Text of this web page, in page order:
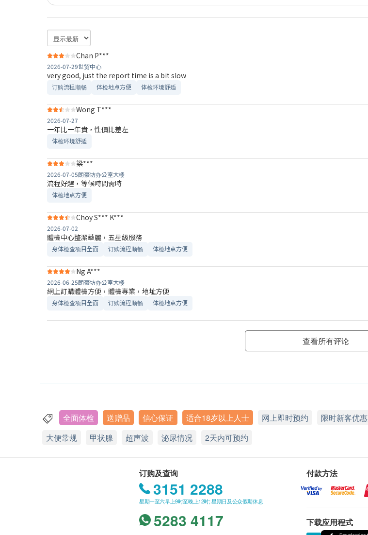
Chan P***
2026-07-29世贸中心
very good, just the report time is a bit slow
订购流程顺畅 体检地点方便 体检环境舒适​
Wong T***
2026-07-27
一年比一年貴，性價比差左
体检环境舒适​
梁***
2026-07-05朗豪坊办公室大楼
流程好趕，等候時間需時
体检地点方便
Choy S*** K***
2026-07-02
體檢中心整潔華麗，五星級服務
身体检查项目全面 订购流程顺畅 体检地点方便
Ng A***
2026-06-25朗豪坊办公室大楼
網上訂購體檢方便，體檢專業，地址方便
身体检查项目全面 订购流程顺畅 体检地点方便
查看所有评论
全面体检 送赠品 信心保证 适合18岁以上人士 网上即时预约 限时新客优惠
大便常规
甲状腺 超声波 泌尿情况 2天内可预约
订购及查询
3151 2288
星期一至六早上9时至晚上12时; 星期日及公众假期休息
5283 4117
付款方法
下载应用程式